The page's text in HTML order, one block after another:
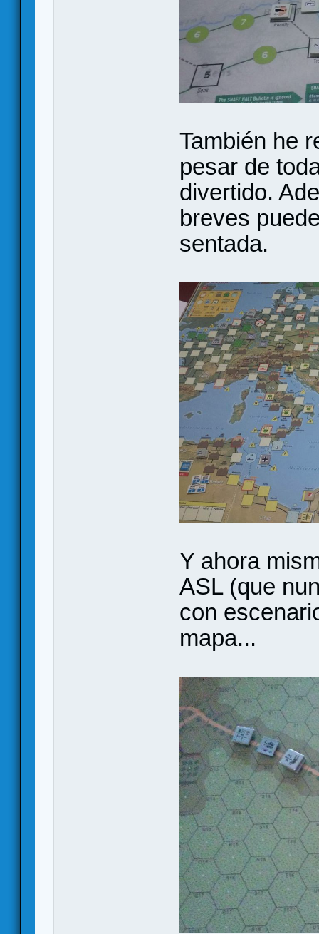
También he
pesar de
divertido.
breves
sentada.
Y ahora
ASL (que
con
mapa...